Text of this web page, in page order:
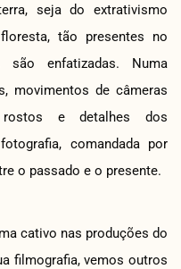
seja do extrativismo
tão presentes no
são enfatizadas. Numa
movimentos de câmeras
e detalhes dos
comandada por
o passado e o presente.
cativo nas produções do
filmografia, vemos outros